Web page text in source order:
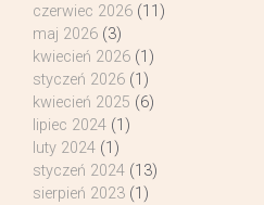
czerwiec 2026 (11)
maj 2026 (3)
kwiecień 2026 (1)
styczeń 2026 (1)
kwiecień 2025 (6)
lipiec 2024 (1)
luty 2024 (1)
styczeń 2024 (13)
sierpień 2023 (1)